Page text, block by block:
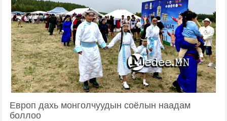
Европ дахь монголчуудын соёлын наадам
боллоо